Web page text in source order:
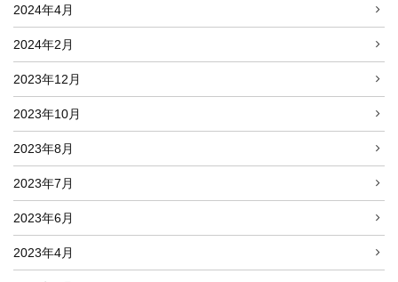
2024年4月
2024年2月
2023年12月
2023年10月
2023年8月
2023年7月
2023年6月
2023年4月